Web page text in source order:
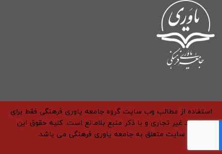
استفاده از مطالب وب سایت گروه جامعه یاوری فرهنگی فقط برای
مقاصد غیر تجاری و با ذکر منبع بلامانع است. کلیه حقوق این
سایت متعلق به جامعه یاوری فرهنگی می باشد.